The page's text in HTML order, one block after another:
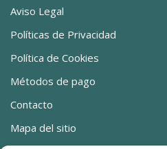
Aviso Legal
Políticas de Privacidad
Política de Cookies
Métodos de pago
Contacto
Mapa del sitio